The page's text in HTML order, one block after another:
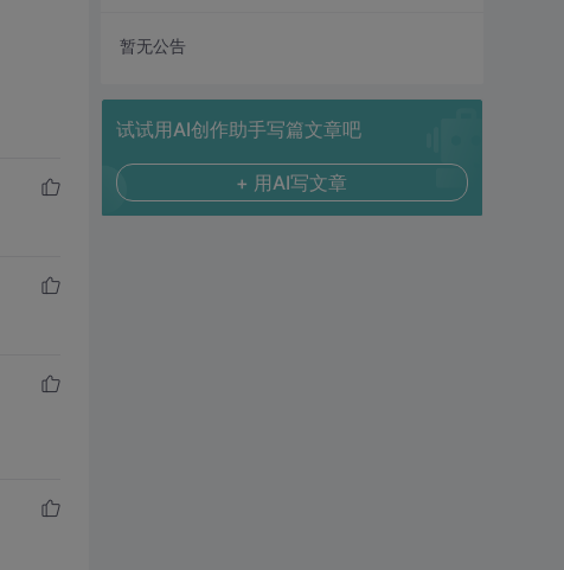
暂无公告
试试用AI创作助手写篇文章吧
+ 用AI写文章